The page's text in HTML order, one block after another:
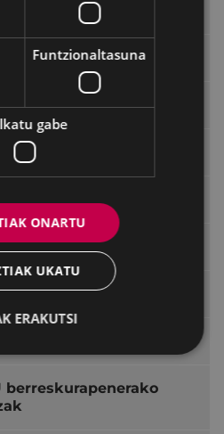
eta emailak
berreskurapenerako
Funtzionaltasuna
gabe
ONARTU
UKATU
ERAKUTSI